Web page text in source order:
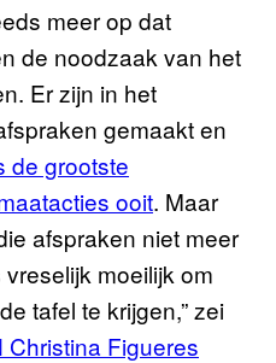
meer op dat
de noodzaak van het
Er zijn in het
gemaakt en
de grootste
ooit. Maar
afspraken niet meer
moeilijk om
tafel te krijgen,” zei
Christina Figueres